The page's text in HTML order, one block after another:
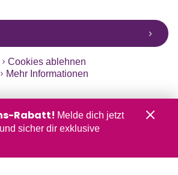
Cookies ablehnen
Mehr Informationen
Rabatt! Melde dich jetzt
sicher dir exklusive